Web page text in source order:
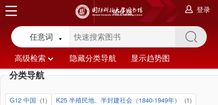
登录
简化版
任意词
高级检索
隐藏分类导航 显示趋势图
分类导航
G12 中国 (1) K25 半殖民地、半封建社会（1840-1949年） (1)